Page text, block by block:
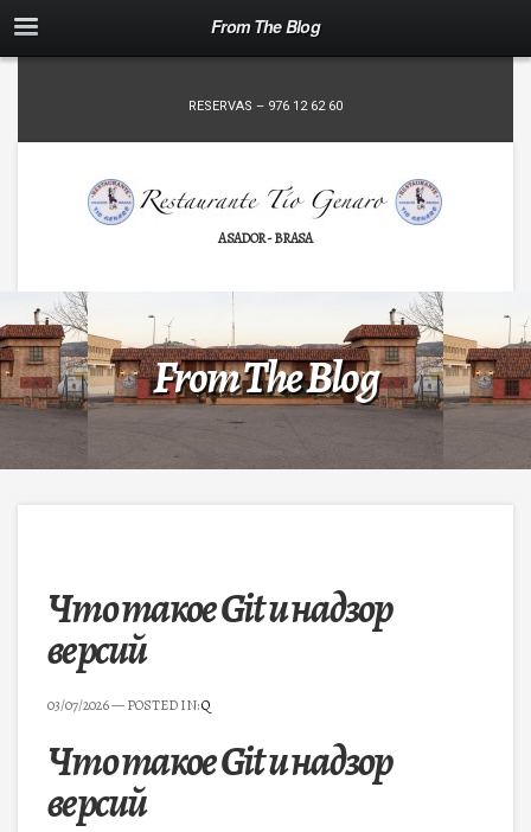
From The Blog
RESERVAS – 976 12 62 60
ASADOR - BRASA
From The Blog
Что такое Git и надзор
версий
03/07/2026— POSTED IN:Q
Что такое Git и надзор
версий